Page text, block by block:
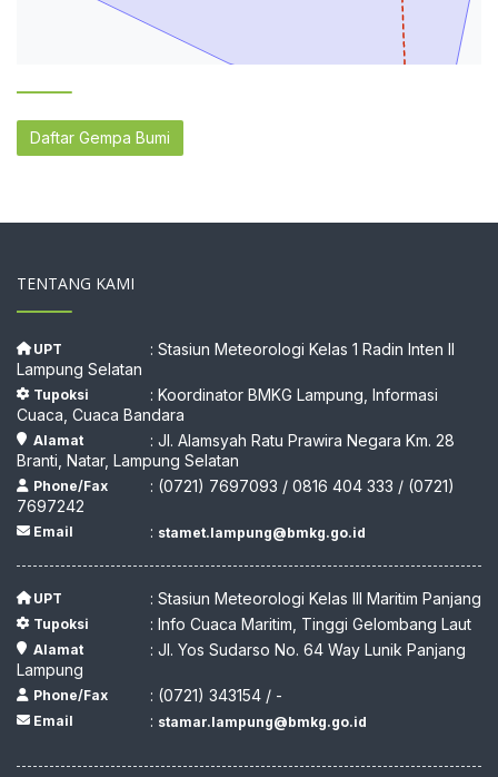
Daftar Gempa Bumi
TENTANG KAMI
UPT
: Stasiun Meteorologi Kelas 1 Radin Inten II
Lampung Selatan
Tupoksi
: Koordinator BMKG Lampung, Informasi
Cuaca, Cuaca Bandara
Alamat
: Jl. Alamsyah Ratu Prawira Negara Km. 28
Branti, Natar, Lampung Selatan
Phone/Fax
: (0721) 7697093 / 0816 404 333 / (0721)
7697242
Email : stamet.lampung@bmkg.go.id
UPT : Stasiun Meteorologi Kelas III Maritim Panjang
Tupoksi : Info Cuaca Maritim, Tinggi Gelombang Laut
Alamat
: Jl. Yos Sudarso No. 64 Way Lunik Panjang
Lampung
Phone/Fax : (0721) 343154 / -
Email : stamar.lampung@bmkg.go.id